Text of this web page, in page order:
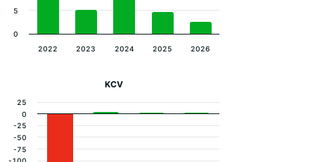
2022 2023 2024 2025 2026
0
5
KCV
-75
-50
-25
0
25